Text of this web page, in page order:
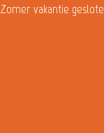
Zomer vakantie